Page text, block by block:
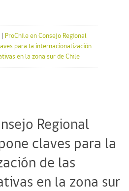
ProChile en Consejo Regional
para la internacionalización
en la zona sur de Chile
Regional
claves para la
de las
en la zona sur